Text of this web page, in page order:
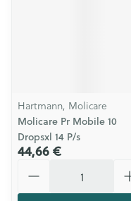
Hartmann, Molicare
Molicare Pr Mobile 10
Dropsxl 14 P/s
44,66 €